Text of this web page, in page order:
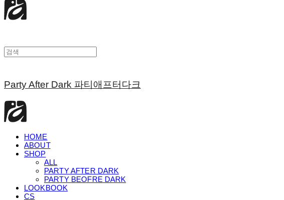
Party After Dark 파티애프터다크
HOME
ABOUT
SHOP
ALL
PARTY AFTER DARK
PARTY BEOFRE DARK
LOOKBOOK
CS